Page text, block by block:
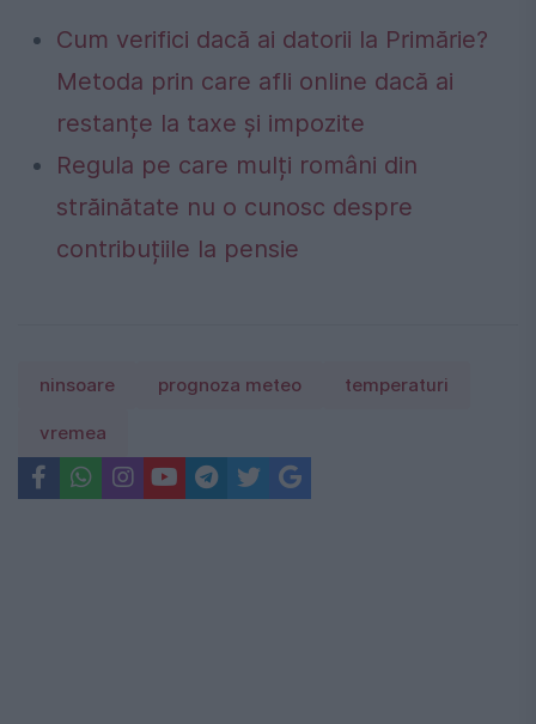
Cum verifici dacă ai datorii la Primărie?
Metoda prin care afli online dacă ai
restanțe la taxe și impozite
Regula pe care mulți români din
străinătate nu o cunosc despre
contribuțiile la pensie
ninsoare prognoza meteo temperaturi
vremea